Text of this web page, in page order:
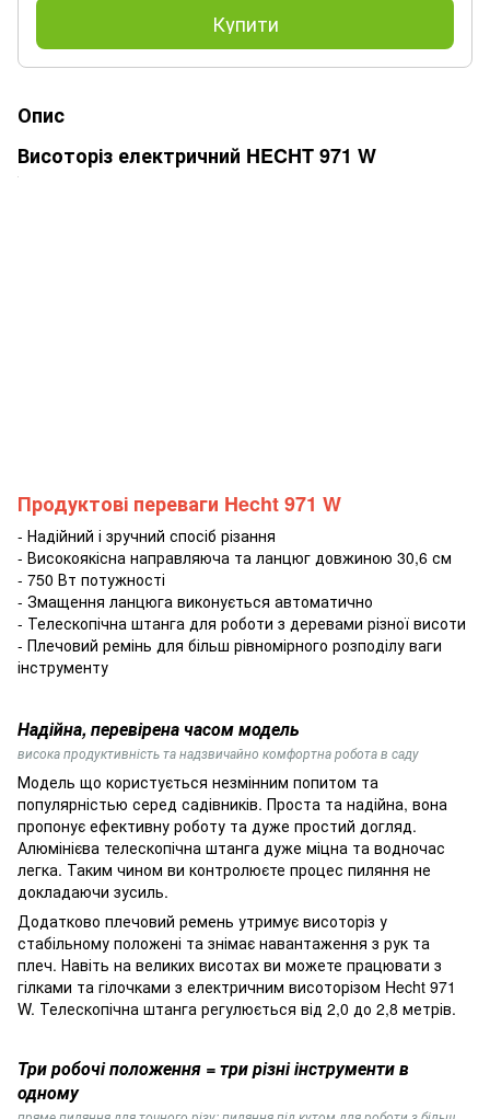
Купити
Опис
Висоторіз електричний HECHT 971 W
Продуктові переваги Hecht 971 W
- Надійний і зручний спосіб різання
- Високоякісна направляюча та ланцюг довжиною 30,6 см
- 750 Вт потужності
- Змащення ланцюга виконується автоматично
- Телескопічна штанга для роботи з деревами різної висоти
- Плечовий ремінь для більш рівномірного розподілу ваги
інструменту
Надійна, перевірена часом модель
висока продуктивність та надзвичайно комфортна робота в саду
Модель що користується незмінним попитом та
популярністью серед садівників. Проста та надійна, вона
пропонує ефективну роботу та дуже простий догляд.
Алюмінієва телескопічна штанга дуже міцна та водночас
легка. Таким чином ви контролюєте процес пиляння не
докладаючи зусиль.
Додатково плечовий ремень утримує висоторіз у
стабільному положені та знімає навантаження з рук та
плеч. Навіть на великих висотах ви можете працювати з
гілками та гілочками з електричним висоторізом Hecht 971
W. Телескопічна штанга регулюється від 2,0 до 2,8 метрів.
Три робочі положення = три різні інструменти в
одному